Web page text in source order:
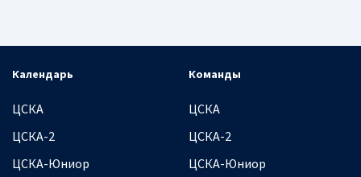
Календарь
ЦСКА
ЦСКА-2
ЦСКА-Юниор
Команды
ЦСКА
ЦСКА-2
ЦСКА-Юниор